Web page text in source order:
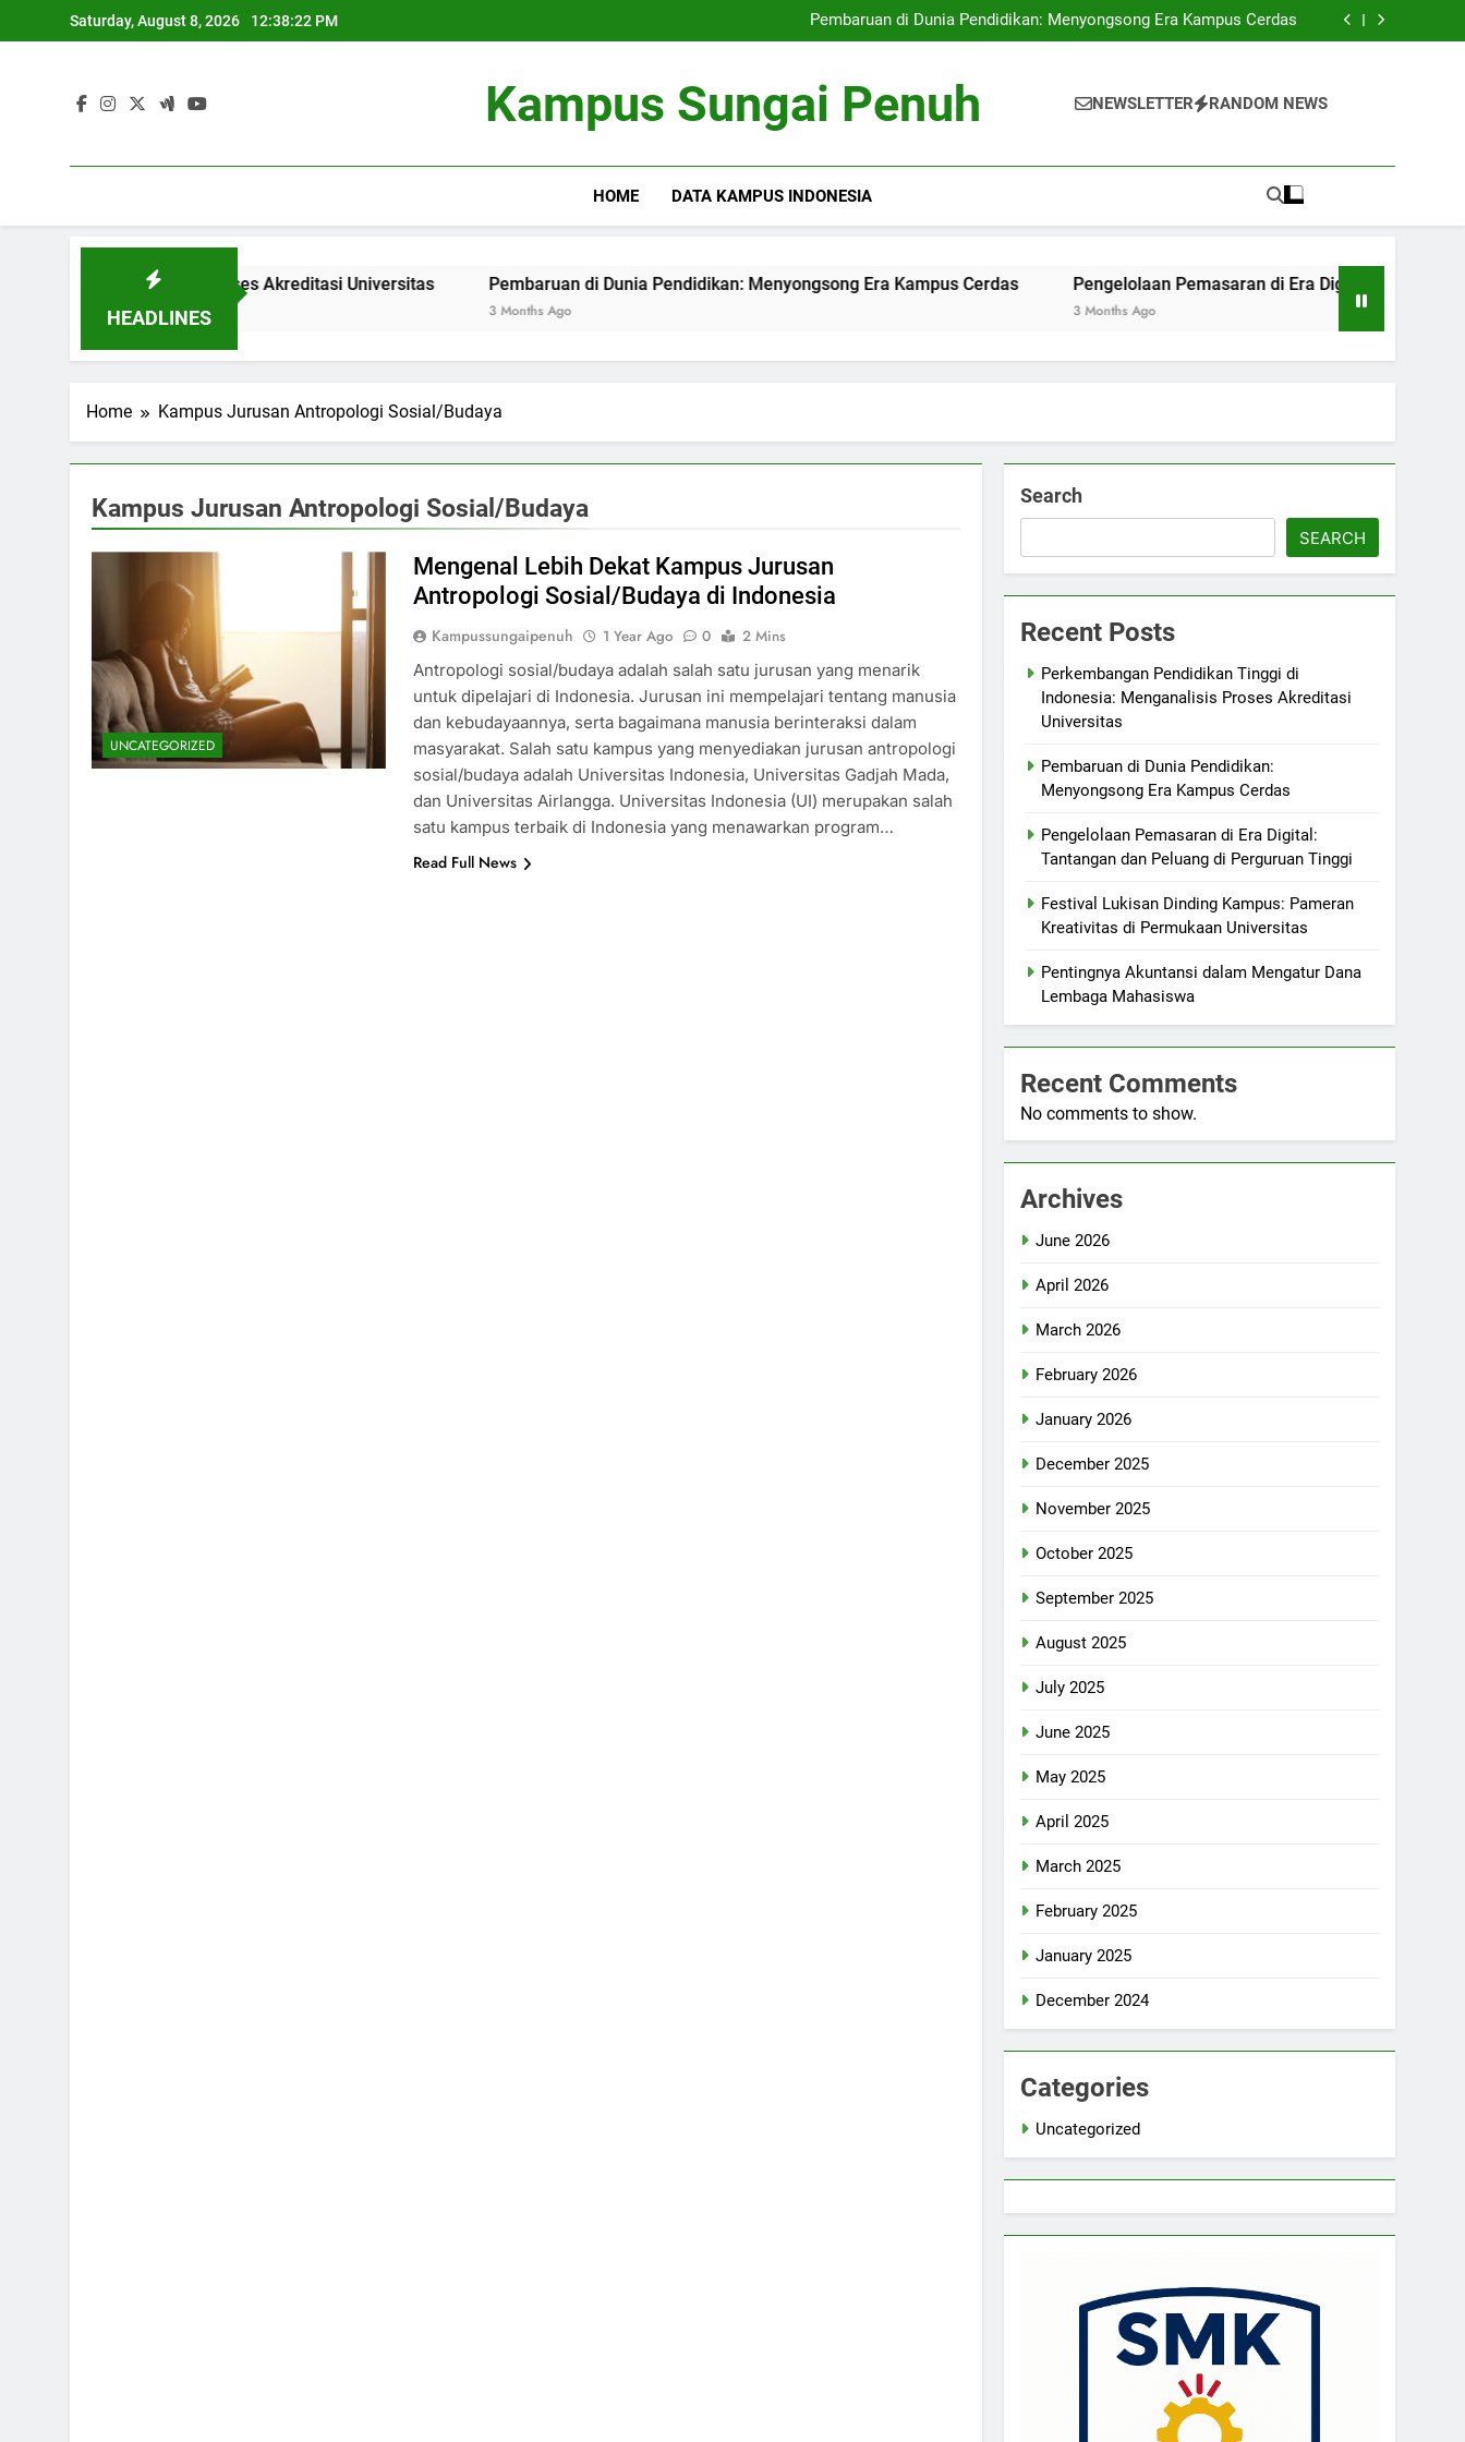
to
Saturday, August 8, 2026 12:38:22 PM
Akreditasi Universitas
Pembaruan di Dunia Pendidikan: Menyongsong Era Kampus Cerdas
Pengelolaan Pemasaran di Era Digital: Tantangan dan Peluang di Perguruan
Akreditasi Universitas
Pembaruan di Dunia Pendidikan: Menyongsong Era Kampus Cerdas
Pengelolaan Pemasaran di Era Digital: Tantangan dan Peluang di Perguruan
Kampus Sungai Penuh NEWSLETTER RANDOM NEWS
HOME DATA KAMPUS INDONESIA
HEADLINES
Menganalisis Proses Akreditasi Universitas Pembaruan di Dunia Pendidikan: Menyongsong Era Kampus Cerdas
3 Months Ago
Pengelolaan Pemasaran di Era Digital: Tantangan dan
3 Months Ago
Home Kampus Jurusan Antropologi Sosial/Budaya
Kampus Jurusan Antropologi Sosial/Budaya
UNCATEGORIZED
Mengenal Lebih Dekat Kampus Jurusan
Antropologi Sosial/Budaya di Indonesia
Kampussungaipenuh 1 Year Ago 0
2 Mins
Antropologi sosial/budaya adalah salah satu jurusan yang menarik
untuk dipelajari di Indonesia. Jurusan ini mempelajari tentang manusia
dan kebudayaannya, serta bagaimana manusia berinteraksi dalam
masyarakat. Salah satu kampus yang menyediakan jurusan antropologi
sosial/budaya adalah Universitas Indonesia, Universitas Gadjah Mada,
dan Universitas Airlangga. Universitas Indonesia (UI) merupakan salah
satu kampus terbaik di Indonesia yang menawarkan program…
Read Full News
Search
SEARCH
Recent Posts
Perkembangan Pendidikan Tinggi di
Indonesia: Menganalisis Proses Akreditasi
Universitas
Pembaruan di Dunia Pendidikan:
Menyongsong Era Kampus Cerdas
Pengelolaan Pemasaran di Era Digital:
Tantangan dan Peluang di Perguruan Tinggi
Festival Lukisan Dinding Kampus: Pameran
Kreativitas di Permukaan Universitas
Pentingnya Akuntansi dalam Mengatur Dana
Lembaga Mahasiswa
Recent Comments
No comments to show.
Archives
June 2026
April 2026
March 2026
February 2026
January 2026
December 2025
November 2025
October 2025
September 2025
August 2025
July 2025
June 2025
May 2025
April 2025
March 2025
February 2025
January 2025
December 2024
Categories
Uncategorized